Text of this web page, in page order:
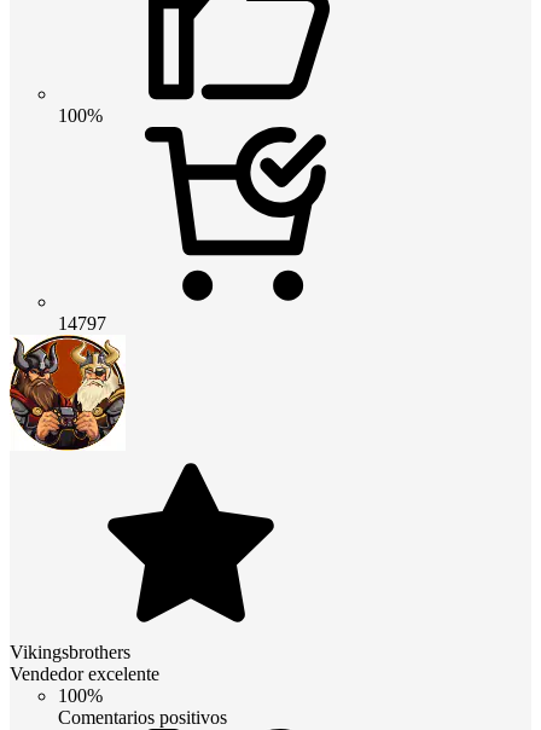
100%
14797
Vikingsbrothers
Vendedor excelente
100%
Comentarios positivos